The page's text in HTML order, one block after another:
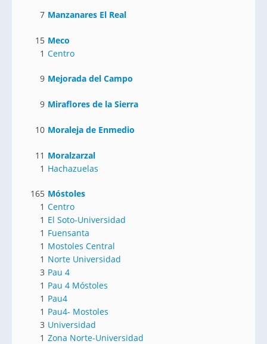
7 Manzanares El Real
15 Meco
1 Centro
9 Mejorada del Campo
9 Miraflores de la Sierra
10 Moraleja de Enmedio
11 Moralzarzal
1 Hachazuelas
165 Móstoles
1 Centro
1 El Soto-Universidad
1 Fuensanta
1 Mostoles Central
1 Norte Universidad
3 Pau 4
1 Pau 4 Móstoles
1 Pau4
1 Pau4- Mostoles
3 Universidad
1 Zona Norte-Universidad